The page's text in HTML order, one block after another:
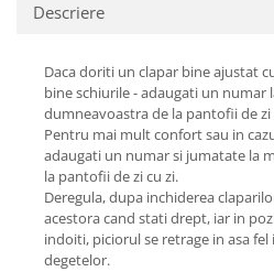
Descriere
Daca doriti un clapar bine ajustat
bine schiurile - adaugati un numar
dumneavoastra de la pantofii de zi
Pentru mai mult confort sau in
adaugati un numar si jumatate la
la pantofii de zi cu zi.
Deregula, dupa inchiderea
acestora cand stati drept, iar in
indoiti, piciorul se retrage in asa
degetelor.